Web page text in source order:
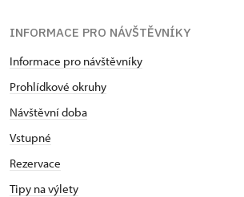
INFORMACE PRO NÁVŠTĚVNÍKY
Informace pro návštěvníky
Prohlídkové okruhy
Návštěvní doba
Vstupné
Rezervace
Tipy na výlety